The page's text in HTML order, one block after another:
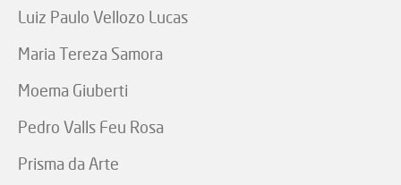
Luiz Paulo Vellozo Lucas
Maria Tereza Samora
Moema Giuberti
Pedro Valls Feu Rosa
Prisma da Arte